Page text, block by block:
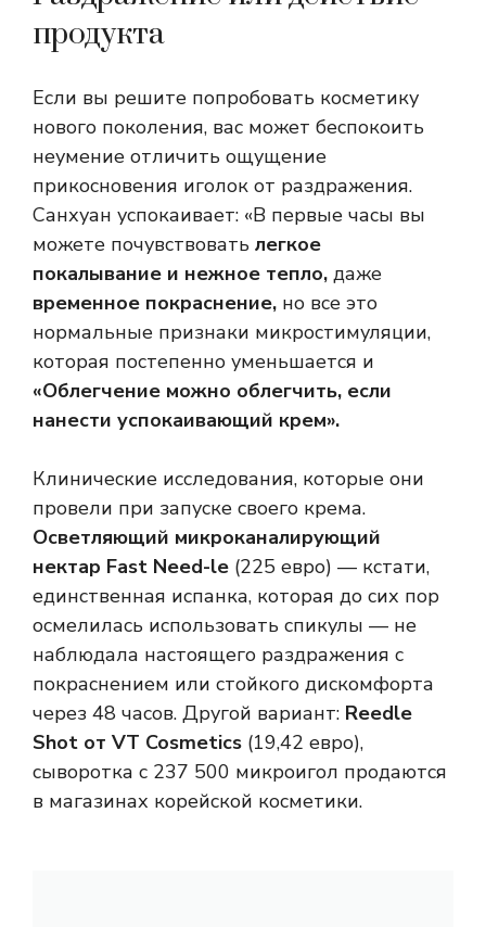
продукта
Если вы решите попробовать косметику
нового поколения, вас может беспокоить
неумение отличить ощущение
прикосновения иголок от раздражения.
Санхуан успокаивает: «В первые часы вы
можете почувствовать легкое
покалывание и нежное тепло, даже
временное покраснение, но все это
нормальные признаки микростимуляции,
которая постепенно уменьшается и
«Облегчение можно облегчить, если
нанести успокаивающий крем».
Клинические исследования, которые они
провели при запуске своего крема.
Осветляющий микроканалирующий
нектар Fast Need-le (225 евро) — кстати,
единственная испанка, которая до сих пор
осмелилась использовать спикулы — не
наблюдала настоящего раздражения с
покраснением или стойкого дискомфорта
через 48 часов. Другой вариант: Reedle
Shot от VT Cosmetics (19,42 евро),
сыворотка с 237 500 микроигол продаются
в магазинах корейской косметики.